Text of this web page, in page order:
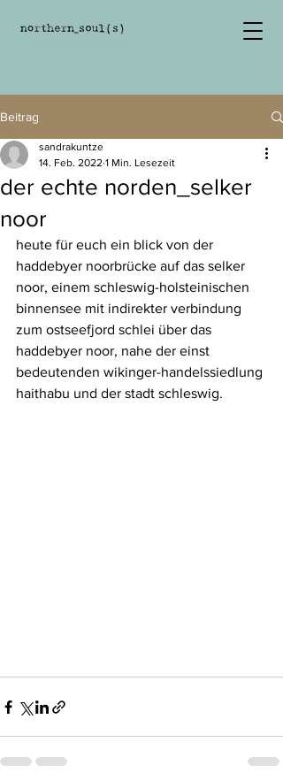
Beitrag
der echte norden_selker
noor
sandrakuntze
14. Feb. 2022 1 Min. Lesezeit
heute für euch ein blick von der
haddebyer noorbrücke auf das selker
noor, einem schleswig-holsteinischen
binnensee mit indirekter verbindung
zum ostseefjord schlei über das
haddebyer noor, nahe der einst
bedeutenden wikinger-handelssiedlung
haithabu und der stadt schleswig.